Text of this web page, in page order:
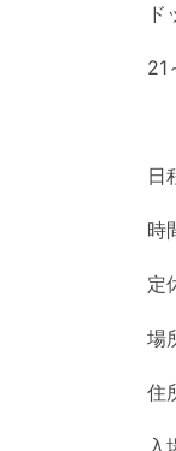
ド
21
日
時
定
場
住
入